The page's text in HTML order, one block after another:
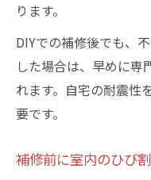
ります。
DIYでの補修後でも、
した場合は、早めに専
れます。自宅の耐震性
要です。
補修前に室内のひび